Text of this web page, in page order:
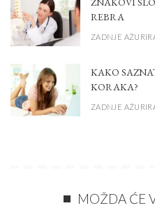
REBRA
ZADNJE
KAKO
KORAKA?
ZADNJE
MOŽDA ĆE